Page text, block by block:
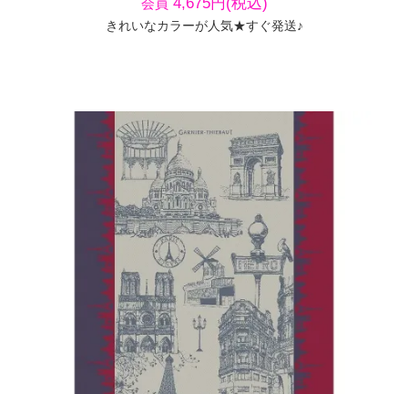
会員
きれいなカラーが人気★すぐ発送♪